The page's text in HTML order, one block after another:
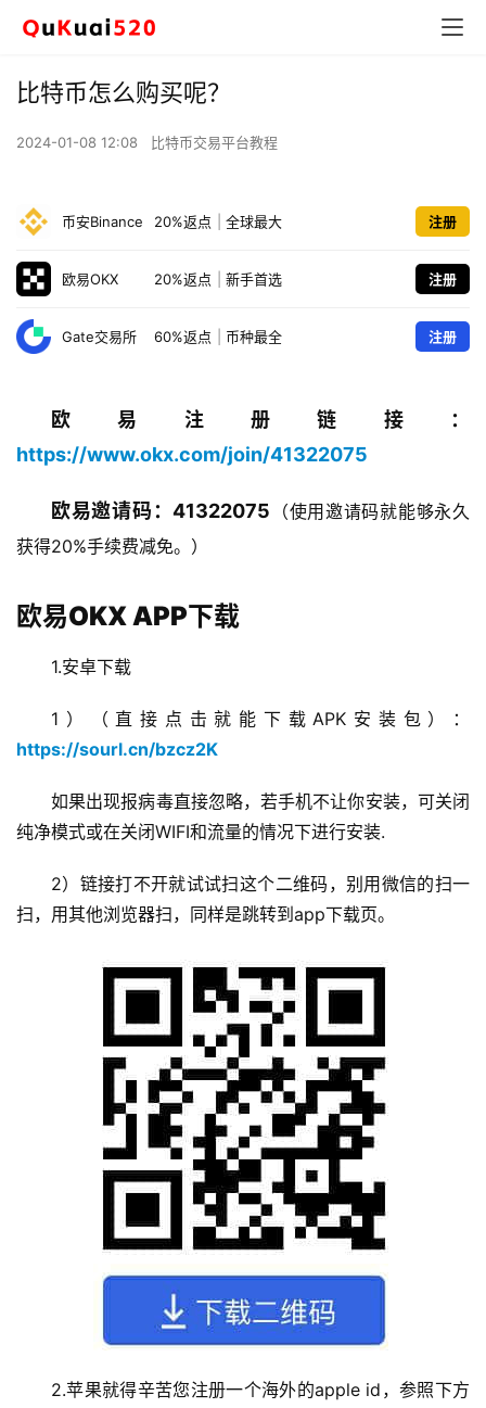
比特币怎么购买呢？
2024-01-08 12:08 比特币交易平台教程
币安Binance 20%返点 全球最大 注册
欧易OKX 20%返点 新手首选 注册
Gate交易所 60%返点 币种最全 注册
欧易注册链接：
https://www.okx.com/join/41322075
欧易邀请码：41322075 （使用邀请码就能够永久
获得20%手续费减免。）
欧易OKX APP下载
1.安卓下载
1）（直接点击就能下载APK安装包）：
https://sourl.cn/bzcz2K
如果出现报病毒直接忽略，若手机不让你安装，可关闭
纯净模式或在关闭WIFI和流量的情况下进行安装.
2）链接打不开就试试扫这个二维码，别用微信的扫一
扫，用其他浏览器扫，同样是跳转到app下载页。
2.苹果就得辛苦您注册一个海外的apple id，参照下方